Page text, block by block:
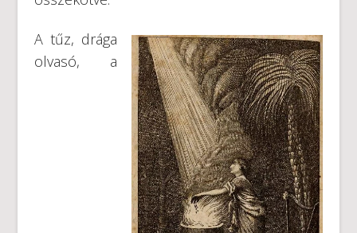
A tűz, drága
olvasó, a